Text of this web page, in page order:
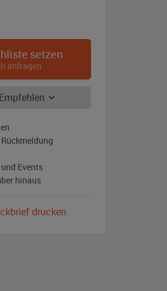
setzen
anfragen
Events
hinaus
drucken